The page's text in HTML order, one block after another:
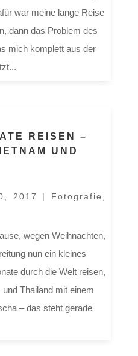
war meine lange Reise
dann das Problem des
mich komplett aus der
REISEN –
UND
2017 | Fotografie
wegen Weihnachten,
nun ein kleines
durch die Welt reisen,
Thailand mit einem
– das steht gerade